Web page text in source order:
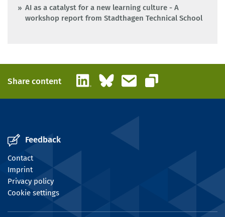
AI as a catalyst for a new learning culture - A
workshop report from Stadthagen Technical School
Share content LinkedInBlueskyEmail
Copy link
Feedback
Contact
Imprint
Privacy policy
Cookie settings